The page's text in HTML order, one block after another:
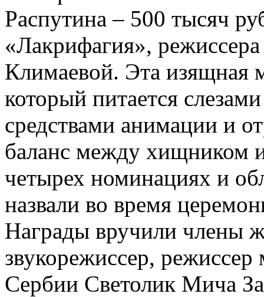
Распутина – 500 тысяч
«Лакрифагия»,
Климаевой. Эта изящная
который питается
средствами анимации и
баланс между хищником
четырех номинациях и
назвали во время
Награды вручили члены
звукорежиссер,
Сербии Светолик Мича